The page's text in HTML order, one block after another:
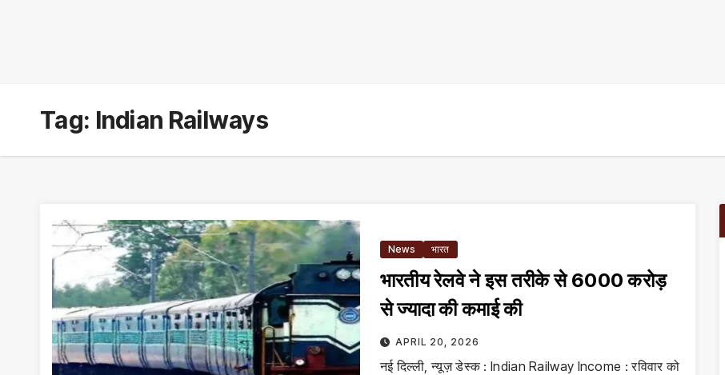
Tag: Indian Railways
News भारत
भारतीय रेलवे ने इस तरीके से ₹6000 करोड़
से ज्यादा की कमाई की
APRIL 20, 2026
नई दिल्ली, न्यूज़ डेस्क : Indian Railway Income : रविवार को